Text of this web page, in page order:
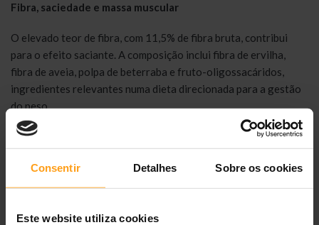
Consentir Detalhes Sobre os cookies
Este website utiliza cookies
Fibra, saciedade e massa muscular
O elevado teor de fibra, com 11,5% de fibra bruta, contribui
para o efeito saciante. A composição inclui fibra de ervilha,
fibra de aveia, polpa de beterraba e fruto-oligossacáridos,
ingredientes relevantes numa dieta direcionada para a gestão
do peso.
O elevado teor de proteína, com 33,0% de proteína bruta,
contribui para manter a massa muscular. A fórmula inclui
proteínas desidratadas de aves de capoeira, incluindo 8% de
proteínas desidratadas de frango, proteína de milho, proteína